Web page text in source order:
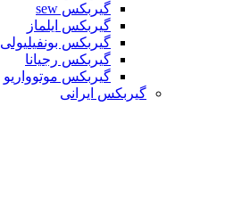
گیربکس sew
گیربکس ایلماز
گیربکس بونفیلیولی
گیربکس رجیانا
گیربکس موتوواریو
گیربکس ایرانی